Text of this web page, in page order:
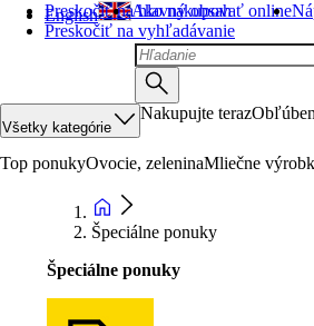
Preskočiť na hlavný obsah
Preskočiť na vyhľadávanie
English Ako nakupovať online
Všetky kategórie
Nakupujte teraz
Top ponukyOvocie, zeleninaMliečne
Špeciálne ponuky
Špeciálne ponuky